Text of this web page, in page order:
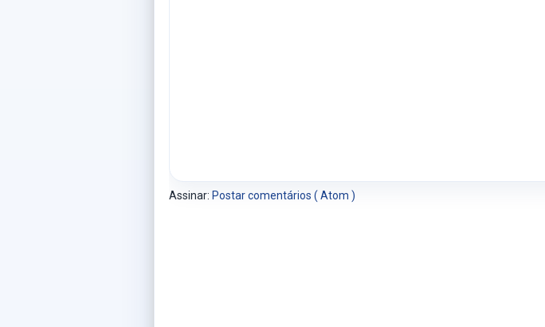
Assinar: Postar comentários ( Atom )